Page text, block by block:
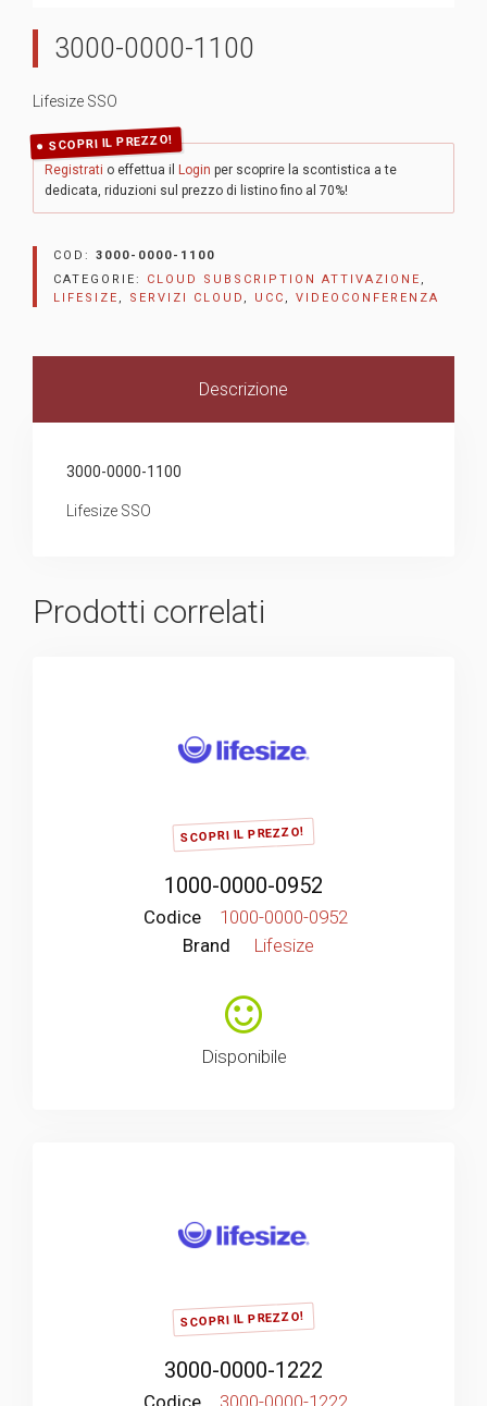
3000-0000-1100
Lifesize SSO
SCOPRI IL PREZZO!
Registrati o effettua il Login per scoprire la scontistica a te
dedicata, riduzioni sul prezzo di listino fino al 70%!
COD: 3000-0000-1100
CATEGORIE: CLOUD SUBSCRIPTION ATTIVAZIONE ,
LIFESIZE , SERVIZI CLOUD , UCC , VIDEOCONFERENZA
Descrizione
3000-0000-1100
Lifesize SSO
Prodotti correlati
SCOPRI IL PREZZO!
1000-0000-0952
Codice
1000-0000-0952
Brand
Lifesize
Disponibile
SCOPRI IL PREZZO!
3000-0000-1222
Codice
3000-0000-1222